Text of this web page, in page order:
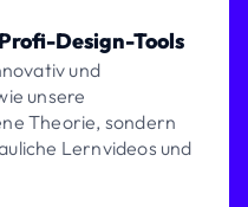
Design-Tools
und
unsere
Theorie, sondern
Lernvideos und